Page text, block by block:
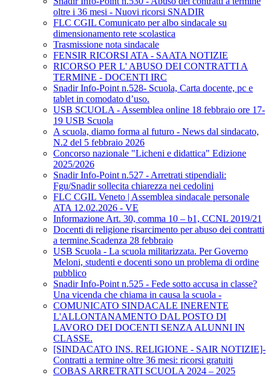
oltre i 36 mesi - Nuovi ricorsi SNADIR
FLC CGIL Comunicato per albo sindacale su
dimensionamento rete scolastica
Trasmissione nota sindacale
FENSIR RICORSI ATA - SAATA NOTIZIE
RICORSO PER L' ABUSO DEI CONTRATTI A
TERMINE - DOCENTI IRC
Snadir Info-Point n.528- Scuola, Carta docente, pc e
tablet in comodato d’uso.
USB SCUOLA - Assemblea online 18 febbraio ore 17-
19 USB Scuola
A scuola, diamo forma al futuro - News dal sindacato,
N.2 del 5 febbraio 2026
Concorso nazionale "Licheni e didattica" Edizione
2025/2026
Snadir Info-Point n.527 - Arretrati stipendiali:
Fgu/Snadir sollecita chiarezza nei cedolini
FLC CGIL Veneto | Assemblea sindacale personale
ATA 12.02.2026 - VE
Informazione Art. 30, comma 10 – b1, CCNL 2019/21
Docenti di religione risarcimento per abuso dei contratti
a termine.Scadenza 28 febbraio
USB Scuola - La scuola militarizzata. Per Governo
Meloni, studenti e docenti sono un problema di ordine
pubblico
Snadir Info-Point n.525 - Fede sotto accusa in classe?
Una vicenda che chiama in causa la scuola -
COMUNICATO SINDACALE INERENTE
L'ALLONTANAMENTO DAL POSTO DI
LAVORO DEI DOCENTI SENZA ALUNNI IN
CLASSE.
[SINDACATO INS. RELIGIONE - SAIR NOTIZIE]-
Contratti a termine oltre 36 mesi: ricorsi gratuiti
COBAS ARRETRATI SCUOLA 2024 – 2025